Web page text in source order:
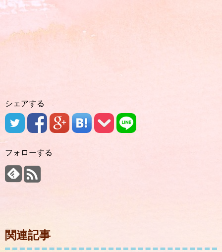
シェアする
フォローする
関連記事